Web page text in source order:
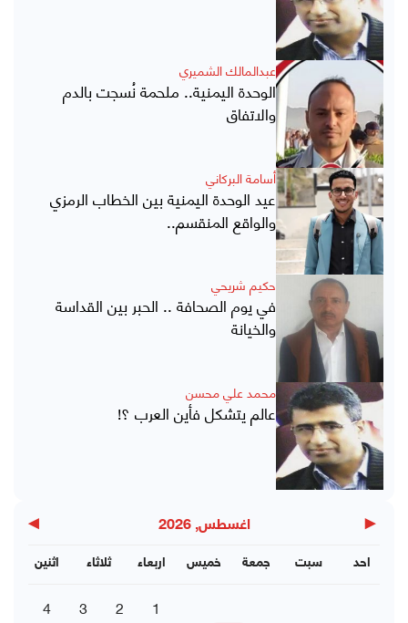
عبدالمالك الشميري
الوحدة اليمنية.. ملحمة نُسجت بالدم
والاتفاق
أسامة البركاني
عيد الوحدة اليمنية بين الخطاب الرمزي
والواقع المنقسم..
حكيم شريحي
في يوم الصحافة .. الحبر بين القداسة
والخيانة
محمد علي محسن
عالم يتشكل فأين العرب ؟!
◀ اغسطس, 2026 ▶
اثنين ثلاثاء اربعاء خميس جمعة سبت احد
1
2
3
4